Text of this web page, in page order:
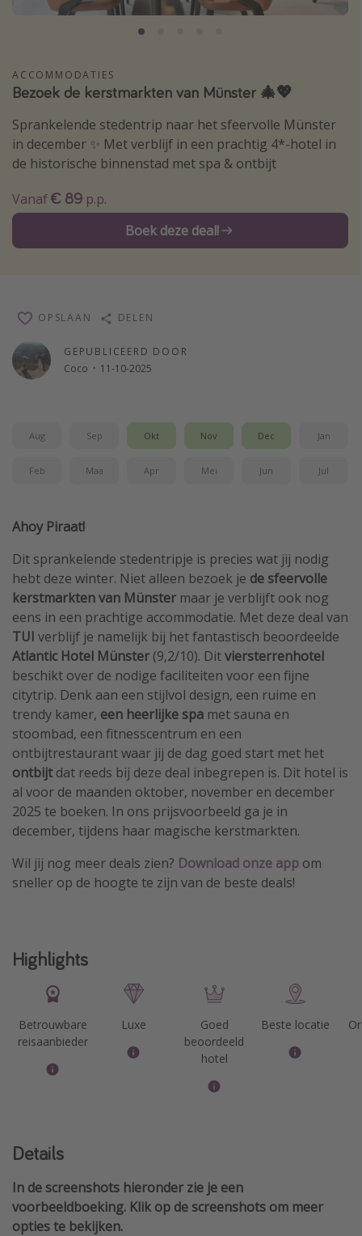
Thailand
Malta
Madeira
Egypte
Bali
Type vakantie
Weekendje weg
Vakantieparken
Single reizen
Rondreizen
Reiskalender
25 beste pretparken
Beste keukens ter wereld
Center Parcs
Disneyland Parijs
Strandvakantie in Italië
Strandvakantie in Nederland
All inclusive vakantie in Griekenland
ACCOMMODATIES
Bezoek de kerstmarkten van Münster 🎄💖
Sprankelende stedentrip naar het sfeervolle Münster
in december ✨ Met verblijf in een prachtig 4*-hotel in
de historische binnenstad met spa & ontbijt
Vanaf€ 89 p.p.
Boek deze deal!
GEPUBLICEERD DOOR
Coco · 11-10-2025
OPSLAAN DELEN
Aug Sep Okt Nov Dec Jan
Feb Maa Apr Mei Jun Jul
Ahoy Piraat!
Dit sprankelende stedentripje is precies wat jij nodig
hebt deze winter. Niet alleen bezoek je de sfeervolle
kerstmarkten van Münster maar je verblijft ook nog
eens in een prachtige accommodatie. Met deze deal van
TUI verblijf je namelijk bij het fantastisch beoordeelde
Atlantic Hotel Münster (9,2/10). Ditviersterrenhotel
beschikt over de nodige faciliteiten voor een fijne
citytrip. Denk aan een stijlvol design, een ruime en
trendy kamer, een heerlijke spa met sauna en
stoombad, een fitnesscentrum en een
ontbijtrestaurant waar jij de dag goed start met het
ontbijtdat reeds bij deze deal inbegrepen is. Dit hotel is
al voor de maanden oktober, november en december
2025 te boeken. In ons prijsvoorbeeld ga je in
december, tijdens haar magische kerstmarkten.
Wil jij nog meer deals zien? Download onze app om
sneller op de hoogte te zijn van de beste deals!
Highlights
Betrouwbare
reisaanbieder
Luxe
Goed
beoordeeld
hotel
Beste locatie
Details
In de screenshots hieronder zie je een
voorbeeldboeking. Klik op de screenshots om meer
opties te bekijken.